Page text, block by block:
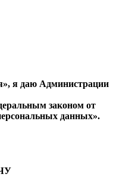
я даю Администрации
законом от
данных».